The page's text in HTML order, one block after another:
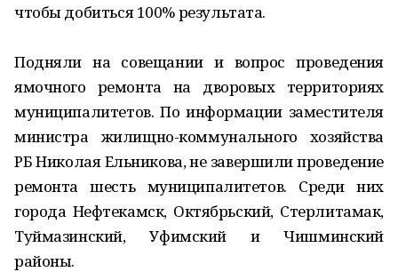
чтобы добиться 100% результата.
Подняли на совещании и вопрос проведения
ямочного ремонта на дворовых территориях
муниципалитетов. По информации заместителя
министра жилищно-коммунального хозяйства
РБ Николая Ельникова, не завершили проведение
ремонта шесть муниципалитетов. Среди них
города Нефтекамск, Октябрьский, Стерлитамак,
Туймазинский, Уфимский и Чишминский
районы.